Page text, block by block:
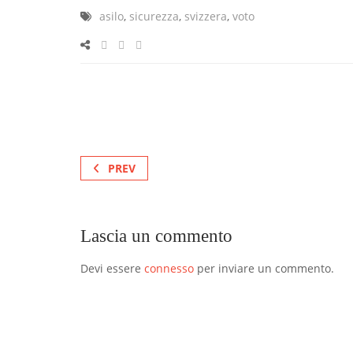
asilo, sicurezza, svizzera, voto
PREV
Lascia un commento
Devi essere connesso per inviare un commento.